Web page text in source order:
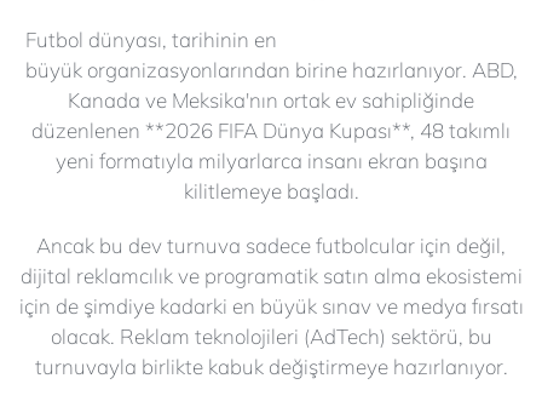
Futbol dünyası, tarihinin en
büyük organizasyonlarından birine hazırlanıyor. ABD,
Kanada ve Meksika'nın ortak ev sahipliğinde
düzenlenen **2026 FIFA Dünya Kupası**, 48 takımlı
yeni formatıyla milyarlarca insanı ekran başına
kilitlemeye başladı.
Ancak bu dev turnuva sadece futbolcular için değil,
dijital reklamcılık ve programatik satın alma ekosistemi
için de şimdiye kadarki en büyük sınav ve medya fırsatı
olacak. Reklam teknolojileri (AdTech) sektörü, bu
turnuvayla birlikte kabuk değiştirmeye hazırlanıyor.